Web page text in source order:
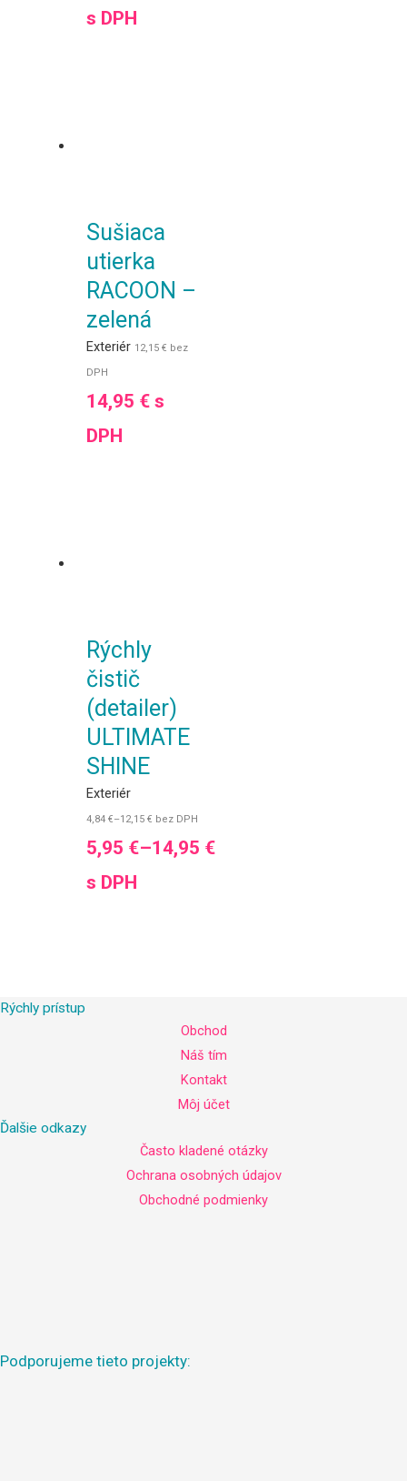
s DPH
Sušiaca
utierka
RACOON –
zelená
Exteriér 12,15€ bez
DPH
14,95 € s
DPH
Rýchly
čistič
(detailer)
ULTIMATE
SHINE
Exteriér
4,84€–12,15€ bez DPH
5,95 €–14,95 €
s DPH
Rýchly prístup
Obchod
Náš tím
Kontakt
Môj účet
Ďalšie odkazy
Často kladené otázky
Ochrana osobných údajov
Obchodné podmienky
Podporujeme tieto projekty: